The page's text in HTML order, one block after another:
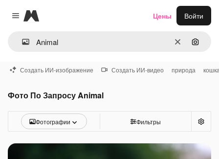
Close menu
Magnific
ОчиститьПоиск
Цены Войти
Создать ИИ-изображение Создать ИИ-видео природа
Фото По Запросу Animal
Фотографии Фильтры